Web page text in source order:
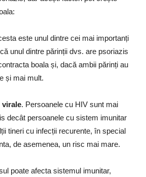
este unul dintre cei mai importanți
unul dintre părinții dvs. are psoriazis
boala și, dacă ambii părinți au
și mai mult.
virale. Persoanele cu HIV sunt mai
decât persoanele cu sistem imunitar
tineri cu infecții recurente, în special
de asemenea, un risc mai mare.
poate afecta sistemul imunitar,